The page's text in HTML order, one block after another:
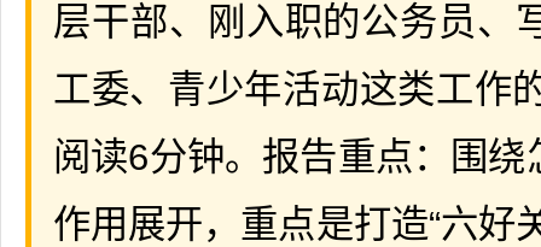
层干部、刚入职的公务员、
工委、青少年活动这类工作
阅读6分钟。报告重点：围
作用展开，重点是打造“六好